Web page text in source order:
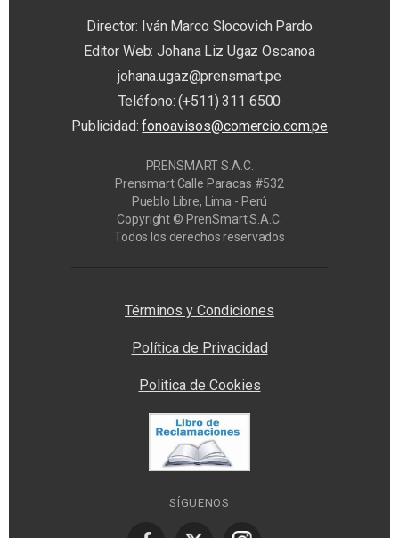
Director: Iván Marco Slocovich Pardo
Editor Web: Johana Liz Ugaz Oscanoa
johana.ugaz@prensmart.pe
Teléfono: (+511) 311 6500
Publicidad:fonoavisos@comercio.com.pe
PRENSMART S.A.C.
Prensmart Calle Paracas #532
Pueblo Libre, Lima - Perú
Copyright © PrenSmart S.A.C.
Todos los derechos reservados
Términos y Condiciones
Política de Privacidad
Politica de Cookies
SÍGUENOS